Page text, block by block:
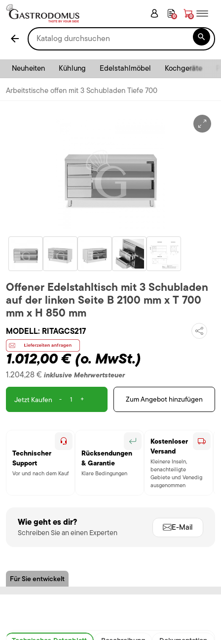
0 0
arrow_back 
Neuheiten Kühlung Edelstahlmöbel Kochgeräte
Arbeitstische offen mit 3 Schubladen Tiefe 700
Offener Edelstahltisch mit 3 Schubladen
auf der linken Seite B 2100 mm x T 700
mm x H 850 mm
MODELL: RITAGCS217
1.012,00 €(o. MwSt.)
1.204,28 € inklusive Mehrwertsteuer
Jetzt Kaufen - + Zum Angebot hinzufügen
Technischer
Support
Vor und nach dem Kauf
Rücksendungen
& Garantie
Klare Bedingungen
Kostenloser
Versand
Kleinere Inseln,
benachteiligte
Gebiete und Venedig
ausgenommen
Wie geht es dir?
Schreiben Sie an einen Experten
E-Mail
Für Sie entwickelt